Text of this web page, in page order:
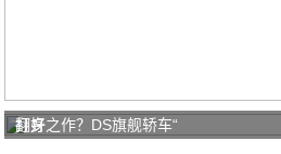
打好
翻身之作？DS旗舰轿车“